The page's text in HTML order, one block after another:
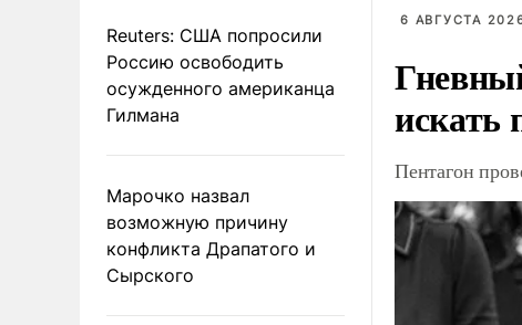
Reuters: США попросили
Россию освободить
осужденного американца
Гилмана
Марочко назвал
возможную причину
конфликта Драпатого и
Сырского
6 АВГУСТА
искать
Пентагон